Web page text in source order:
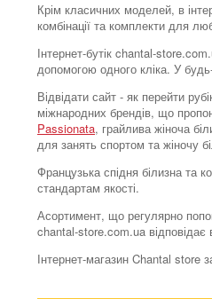
Крім класичних моделей, в
комбінації та комплекти для
Інтернет-бутік chantal-
допомогою одного кліка. У
Відвідати сайт - як перейти
міжнародних брендів, що
Passionata, грайлива жіноча
для занять спортом та жіночу
Французька спідня білизна та
стандартам якості.
Асортимент, що регулярно
chantal-store.com.ua відповідає
Інтернет-магазин Chantal store